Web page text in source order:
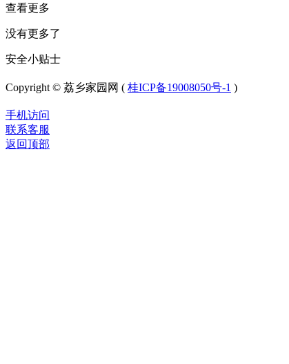
查看更多
没有更多了
安全小贴士
Copyright © 荔乡家园网 ( 桂ICP备19008050号-1 )
手机访问
联系客服
返回顶部